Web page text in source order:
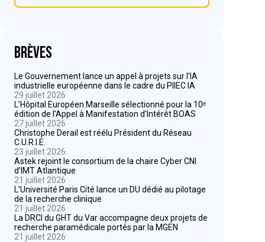
Brèves
Le Gouvernement lance un appel à projets sur l’IA
industrielle européenne dans le cadre du PIIEC IA
29 juillet 2026
L’Hôpital Européen Marseille sélectionné pour la 10ᵉ
édition de l’Appel à Manifestation d’Intérêt BOAS
27 juillet 2026
Christophe Derail est réélu Président du Réseau
C.U.R.I.E.
23 juillet 2026
Astek rejoint le consortium de la chaire Cyber CNI
d’IMT Atlantique
21 juillet 2026
L’Université Paris Cité lance un DU dédié au pilotage
de la recherche clinique
21 juillet 2026
La DRCI du GHT du Var accompagne deux projets de
recherche paramédicale portés par la MGEN
21 juillet 2026